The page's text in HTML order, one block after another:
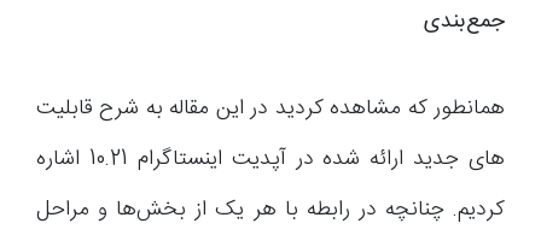
جمع‌بندی
همانطور که مشاهده کردید در این مقاله به شرح قابلیت
های جدید ارائه شده در آپدیت اینستاگرام 10.21 اشاره
کردیم. چنانچه در رابطه با هر یک از بخش‌ها و مراحل